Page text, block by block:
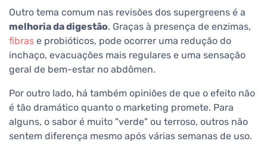
Outro tema comum nas revisões dos supergreens é a
melhoria da digestão. Graças à presença de enzimas,
fibras e probióticos, pode ocorrer uma redução do
inchaço, evacuações mais regulares e uma sensação
geral de bem-estar no abdômen.
Por outro lado, há também opiniões de que o efeito não
é tão dramático quanto o marketing promete. Para
alguns, o sabor é muito "verde" ou terroso, outros não
sentem diferença mesmo após várias semanas de uso.